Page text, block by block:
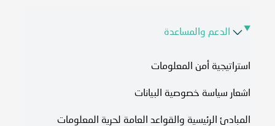
الدعم والمساعدة
استراتيجية أمن المعلومات
اشعار سياسة خصوصية البيانات
المبادئ الرئيسية والقواعد العامة لحرية المعلومات